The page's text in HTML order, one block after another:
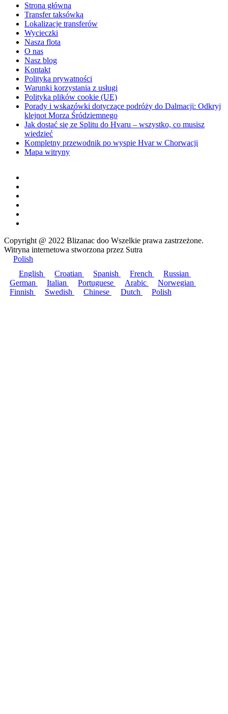
Strona główna
Transfer taksówką
Lokalizacje transferów
Wycieczki
Nasza flota
O nas
Nasz blog
Kontakt
Polityka prywatności
Warunki korzystania z usługi
Polityka plików cookie (UE)
Porady i wskazówki dotyczące podróży do Dalmacji: Odkryj
klejnot Morza Śródziemnego
Jak dostać się ze Splitu do Hvaru – wszystko, co musisz
wiedzieć
Kompletny przewodnik po wyspie Hvar w Chorwacji
Mapa witryny
Copyright @ 2022 Blizanac doo Wszelkie prawa zastrzeżone.
Witryna internetowa stworzona przez Sutra
Polish
English
Croatian Spanish French
Russian
German
Italian Portuguese Arabic
Norwegian
Finnish
Swedish Chinese Dutch Polish